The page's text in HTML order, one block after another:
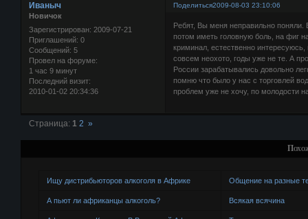
Поделиться2009-08-03 23:10:06
Иваныч
Новичок
Зарегистрирован: 2009-07-21
Приглашений: 0
Сообщений: 5
Провел на форуме:
1 час 9 минут
Последний визит:
2010-01-02 20:34:36
Ребят, Вы меня неправильно поняли.
потом иметь головную боль, на фиг
криминал, естественно
совсем неохото, годы уже не те. А
России зарабатывались довольно
помню что было у нас с торговлей
проблем уже не хочу, по молодости
Страница: 1 2 »
Ищу дистрибьюторов алкоголя в Африке Общение на разные
А пьют ли африканцы алкоголь? Всякая всячина